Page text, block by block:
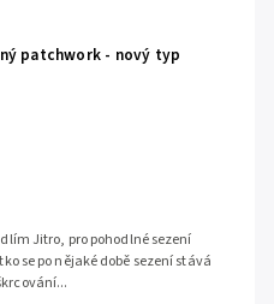
patchwork - nový typ
Jitro, pro pohodlné sezení
se po nějaké době sezení stává